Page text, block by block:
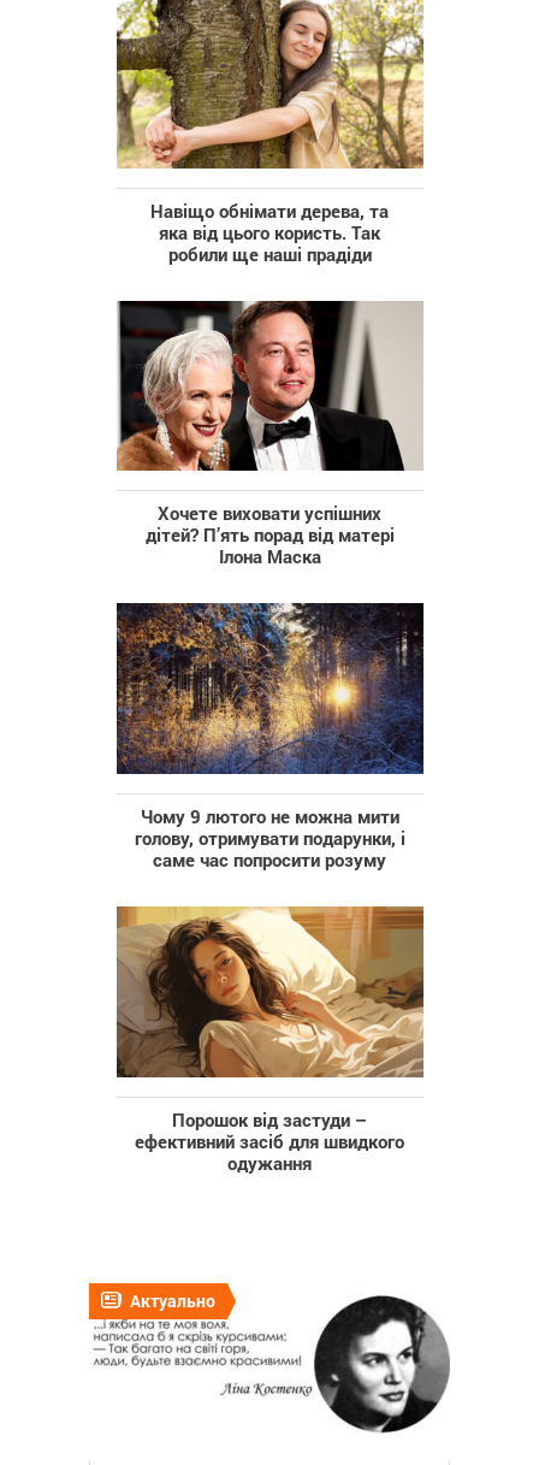
Навіщо обнімати дерева, та
яка від цього користь. Так
робили ще наші прадіди
Хочете виховати успішних
дітей? П’ять порад від матері
Ілона Маска
Чому 9 лютого не можна мити
голову, отримувати подарунки, і
саме час попросити розуму
Порошок від застуди –
ефективний засіб для швидкого
одужання
Актуально